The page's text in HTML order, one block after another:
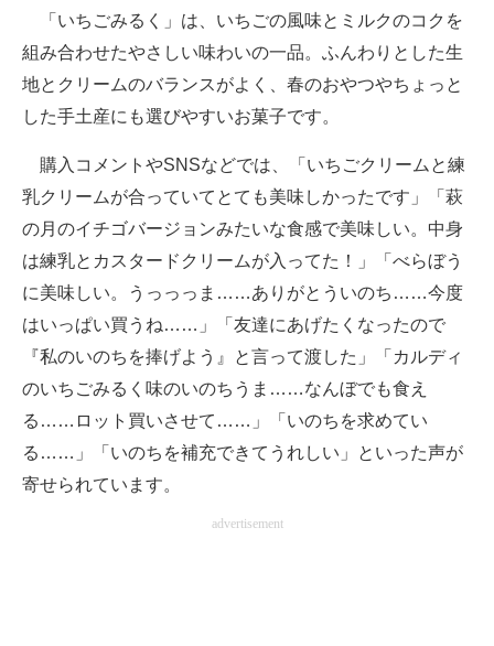
「いちごみるく」は、いちごの風味とミルクのコクを
組み合わせたやさしい味わいの一品。ふんわりとした生
地とクリームのバランスがよく、春のおやつやちょっと
した手土産にも選びやすいお菓子です。
購入コメントやSNSなどでは、「いちごクリームと練
乳クリームが合っていてとても美味しかったです」「萩
の月のイチゴバージョンみたいな食感で美味しい。中身
は練乳とカスタードクリームが入ってた！」「べらぼう
に美味しい。うっっっま……ありがとういのち……今度
はいっぱい買うね……」「友達にあげたくなったので
『私のいのちを捧げよう』と言って渡した」「カルディ
のいちごみるく味のいのちうま……なんぼでも食え
る……ロット買いさせて……」「いのちを求めてい
る……」「いのちを補充できてうれしい」といった声が
寄せられています。
advertisement